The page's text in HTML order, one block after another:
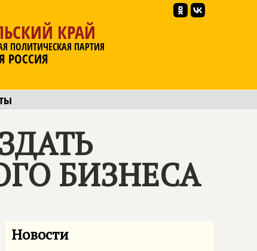
КРАЙ
ПОЛИТИЧЕСКАЯ ПАРТИЯ
РОССИЯ
БИЗНЕСА
Новости